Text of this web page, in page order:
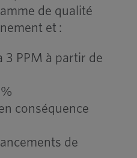
de qualité
et :
3 PPM à partir de
conséquence
de